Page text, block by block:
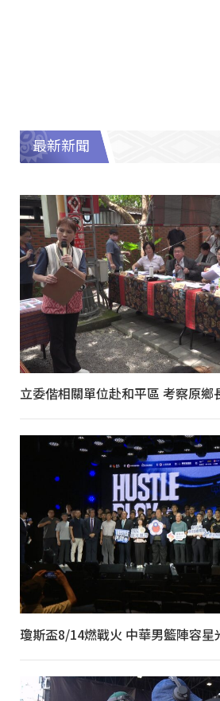
最新新聞
立委偕相關單位赴和平區 考察原鄉
瓊斯盃8/14燃戰火 中華男籃陣容星